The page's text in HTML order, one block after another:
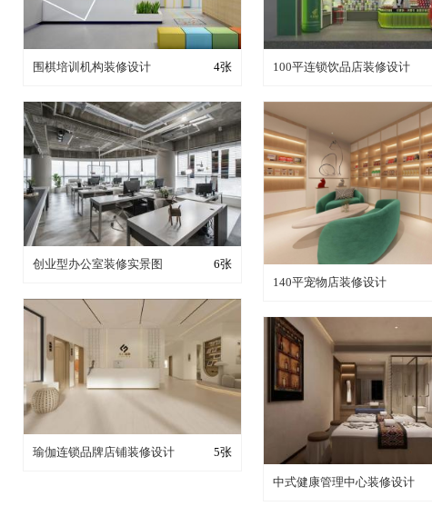
装修成这样要花多少钱？
围棋培训机构装修设计 4张 装修成这样要花多少钱？
100平连锁饮品店装修设计
装修成这样要花多少钱？
创业型办公室装修实景图
6张
装修成这样要花多少钱？
140平宠物店装修设计
装修成这样要花多少钱？
瑜伽连锁品牌店铺装修设计
5张
装修成这样要花多少钱？
中式健康管理中心装修设计